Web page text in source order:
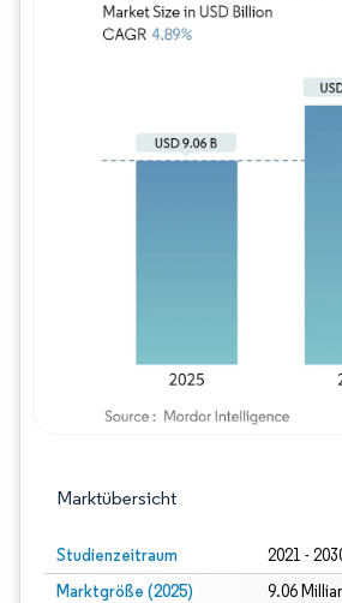
Marktübersicht
Studienzeitraum 2021 -
Marktgröße (2025) 9.06